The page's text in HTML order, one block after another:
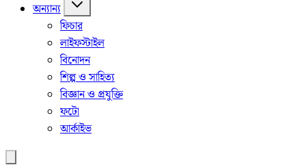
অন্যান্য
ফিচার
লাইফস্টাইল
বিনোদন
শিল্প ও সাহিত্য
বিজ্ঞান ও প্রযুক্তি
ফটো
আর্কাইভ